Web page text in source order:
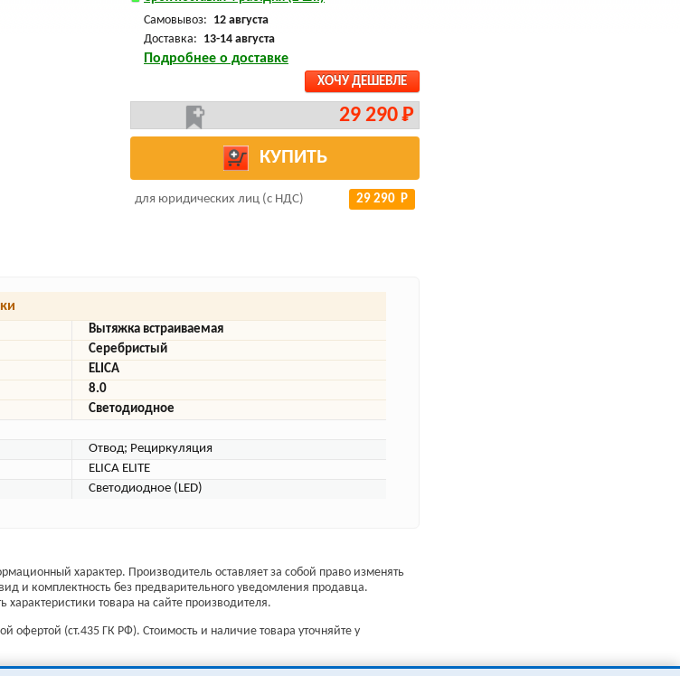
Самовывоз: 12 августа
Доставка: 13-14 августа
Подробнее о доставке
ХОЧУ ДЕШЕВЛЕ
29 290 Р
КУПИТЬ
для юридических лиц (с НДС) 29 290 Р
Вытяжка встраиваемая
Серебристый
ELICA
8.0
Светодиодное
Отвод; Рециркуляция
ELICA ELITE
Светодиодное (LED)
характер. Производитель оставляет за собой право изменять
и комплектность без предварительного уведомления продавца.
характеристики товара на сайте производителя.
офертой (ст.435 ГК РФ). Стоимость и наличие товара уточняйте у